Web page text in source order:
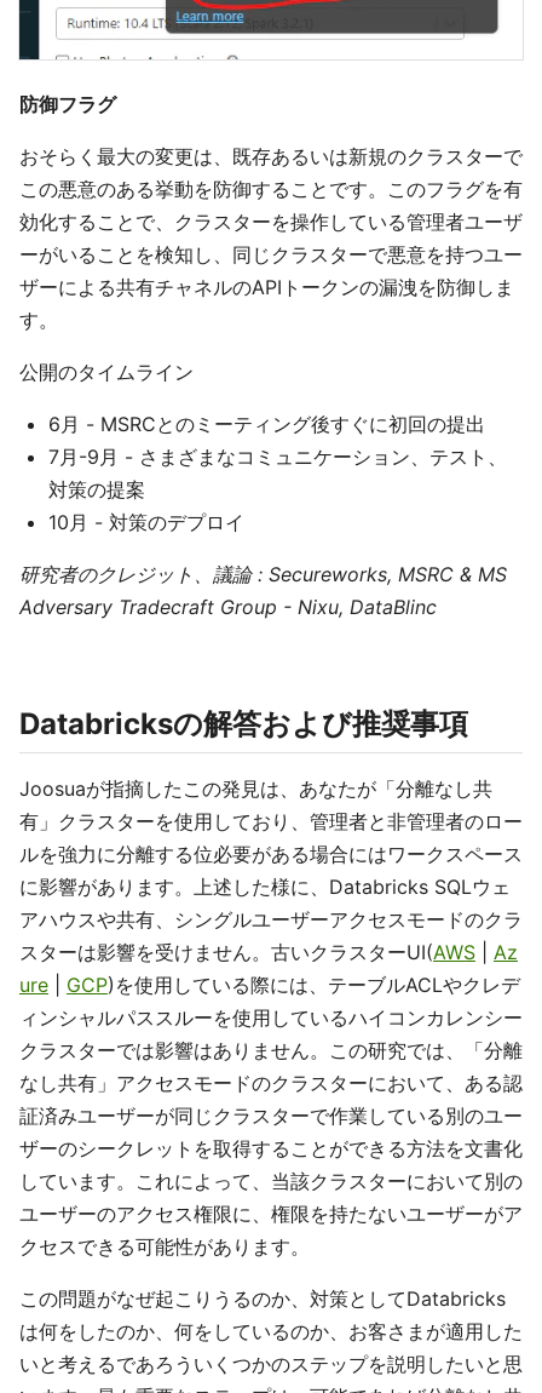
防御フラグ
おそらく最大の変更は、既存あるいは新規のクラスターで
この悪意のある挙動を防御することです。このフラグを有
効化することで、クラスターを操作している管理者ユーザ
ーがいることを検知し、同じクラスターで悪意を持つユー
ザーによる共有チャネルのAPIトークンの漏洩を防御しま
す。
公開のタイムライン
6月 - MSRCとのミーティング後すぐに初回の提出
7月-9月 - さまざまなコミュニケーション、テスト、
対策の提案
10月 - 対策のデプロイ
研究者のクレジット、議論 : Secureworks, MSRC & MS
Adversary Tradecraft Group - Nixu, DataBlinc
Databricksの解答および推奨事項
Joosuaが指摘したこの発見は、あなたが「分離なし共
有」クラスターを使用しており、管理者と非管理者のロー
ルを強力に分離する位必要がある場合にはワークスペース
に影響があります。上述した様に、Databricks SQLウェ
アハウスや共有、シングルユーザーアクセスモードのクラ
スターは影響を受けません。古いクラスターUI(AWS
Az
ure
GCP)を使用している際には、テーブルACLやクレデ
ィンシャルパススルーを使用しているハイコンカレンシー
クラスターでは影響はありません。この研究では、「分離
なし共有」アクセスモードのクラスターにおいて、ある認
証済みユーザーが同じクラスターで作業している別のユー
ザーのシークレットを取得することができる方法を文書化
しています。これによって、当該クラスターにおいて別の
ユーザーのアクセス権限に、権限を持たないユーザーがア
クセスできる可能性があります。
この問題がなぜ起こりうるのか、対策としてDatabricks
は何をしたのか、何をしているのか、お客さまが適用した
いと考えるであろういくつかのステップを説明したいと思